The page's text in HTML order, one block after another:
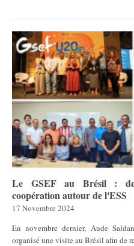
Le GSEF au Brésil : de
coopération autour de l'ESS
17 Novembre 2024
En novembre dernier, Aude
organisé une visite au Brésil afin de